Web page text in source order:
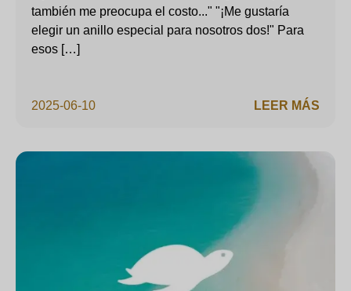
2025-06-10
también me preocupa el costo..." "¡Me gustaría
elegir un anillo especial para nosotros dos!" Para
esos […]
LEER MÁS